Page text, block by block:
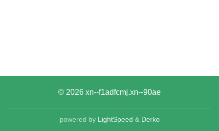
© 2026 xn--f1adfcmj.xn--90ae
powered by LightSpeed & Derko